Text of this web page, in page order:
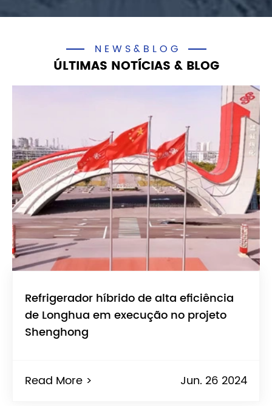
NEWS&BLOG
ÚLTIMAS NOTÍCIAS & BLOG
Refrigerador híbrido de alta eficiência
de Longhua em execução no projeto
Shenghong
Read More > Jun. 26 2024